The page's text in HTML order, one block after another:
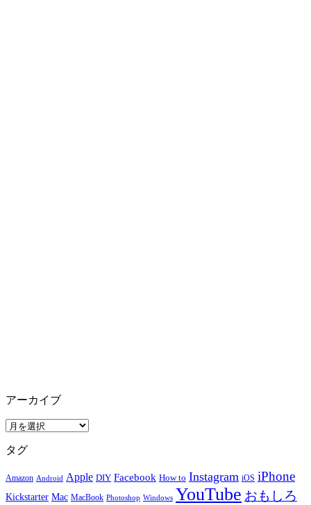
アーカイブ
ア
カ
ブ
タグ
Amazon Android Apple DIY Facebook How to Instagram iOS iPhone
Kickstarter Mac MacBook Photoshop Windows YouTube おもしろ